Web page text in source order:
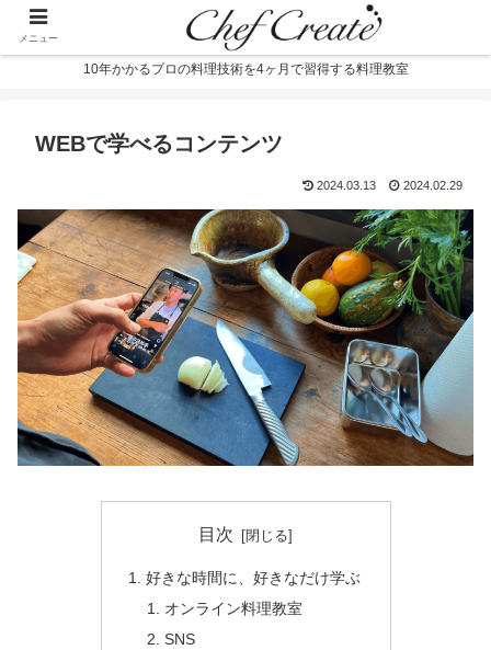
10年かかるプロの料理技術を4ヶ月で習得する料理教室
WEBで学べるコンテンツ
2024.03.13 2024.02.29
目次
好きな時間に、好きなだけ学ぶ
オンライン料理教室
SNS
メニュー